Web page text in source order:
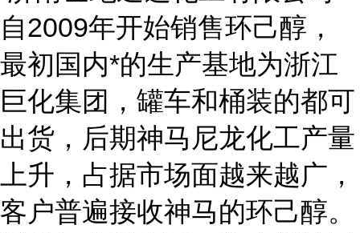
自2009年开始销售环己醇，
最初国内*的生产基地为浙江
巨化集团，罐车和桶装的都可
出货，后期神马尼龙化工产量
上升，占据市场面越来越广，
客户普遍接收神马的环己醇。